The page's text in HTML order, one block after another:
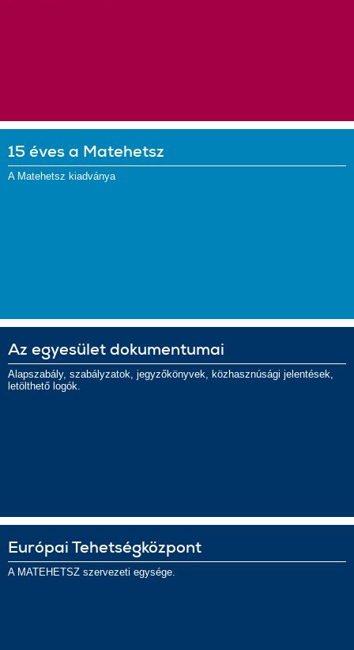
15 éves a Matehetsz
A Matehetsz kiadványa
Az egyesület dokumentumai
Alapszabály, szabályzatok, jegyzőkönyvek, közhasznúsági jelentések,
letölthető logók.
Európai Tehetségközpont
A MATEHETSZ szervezeti egysége.